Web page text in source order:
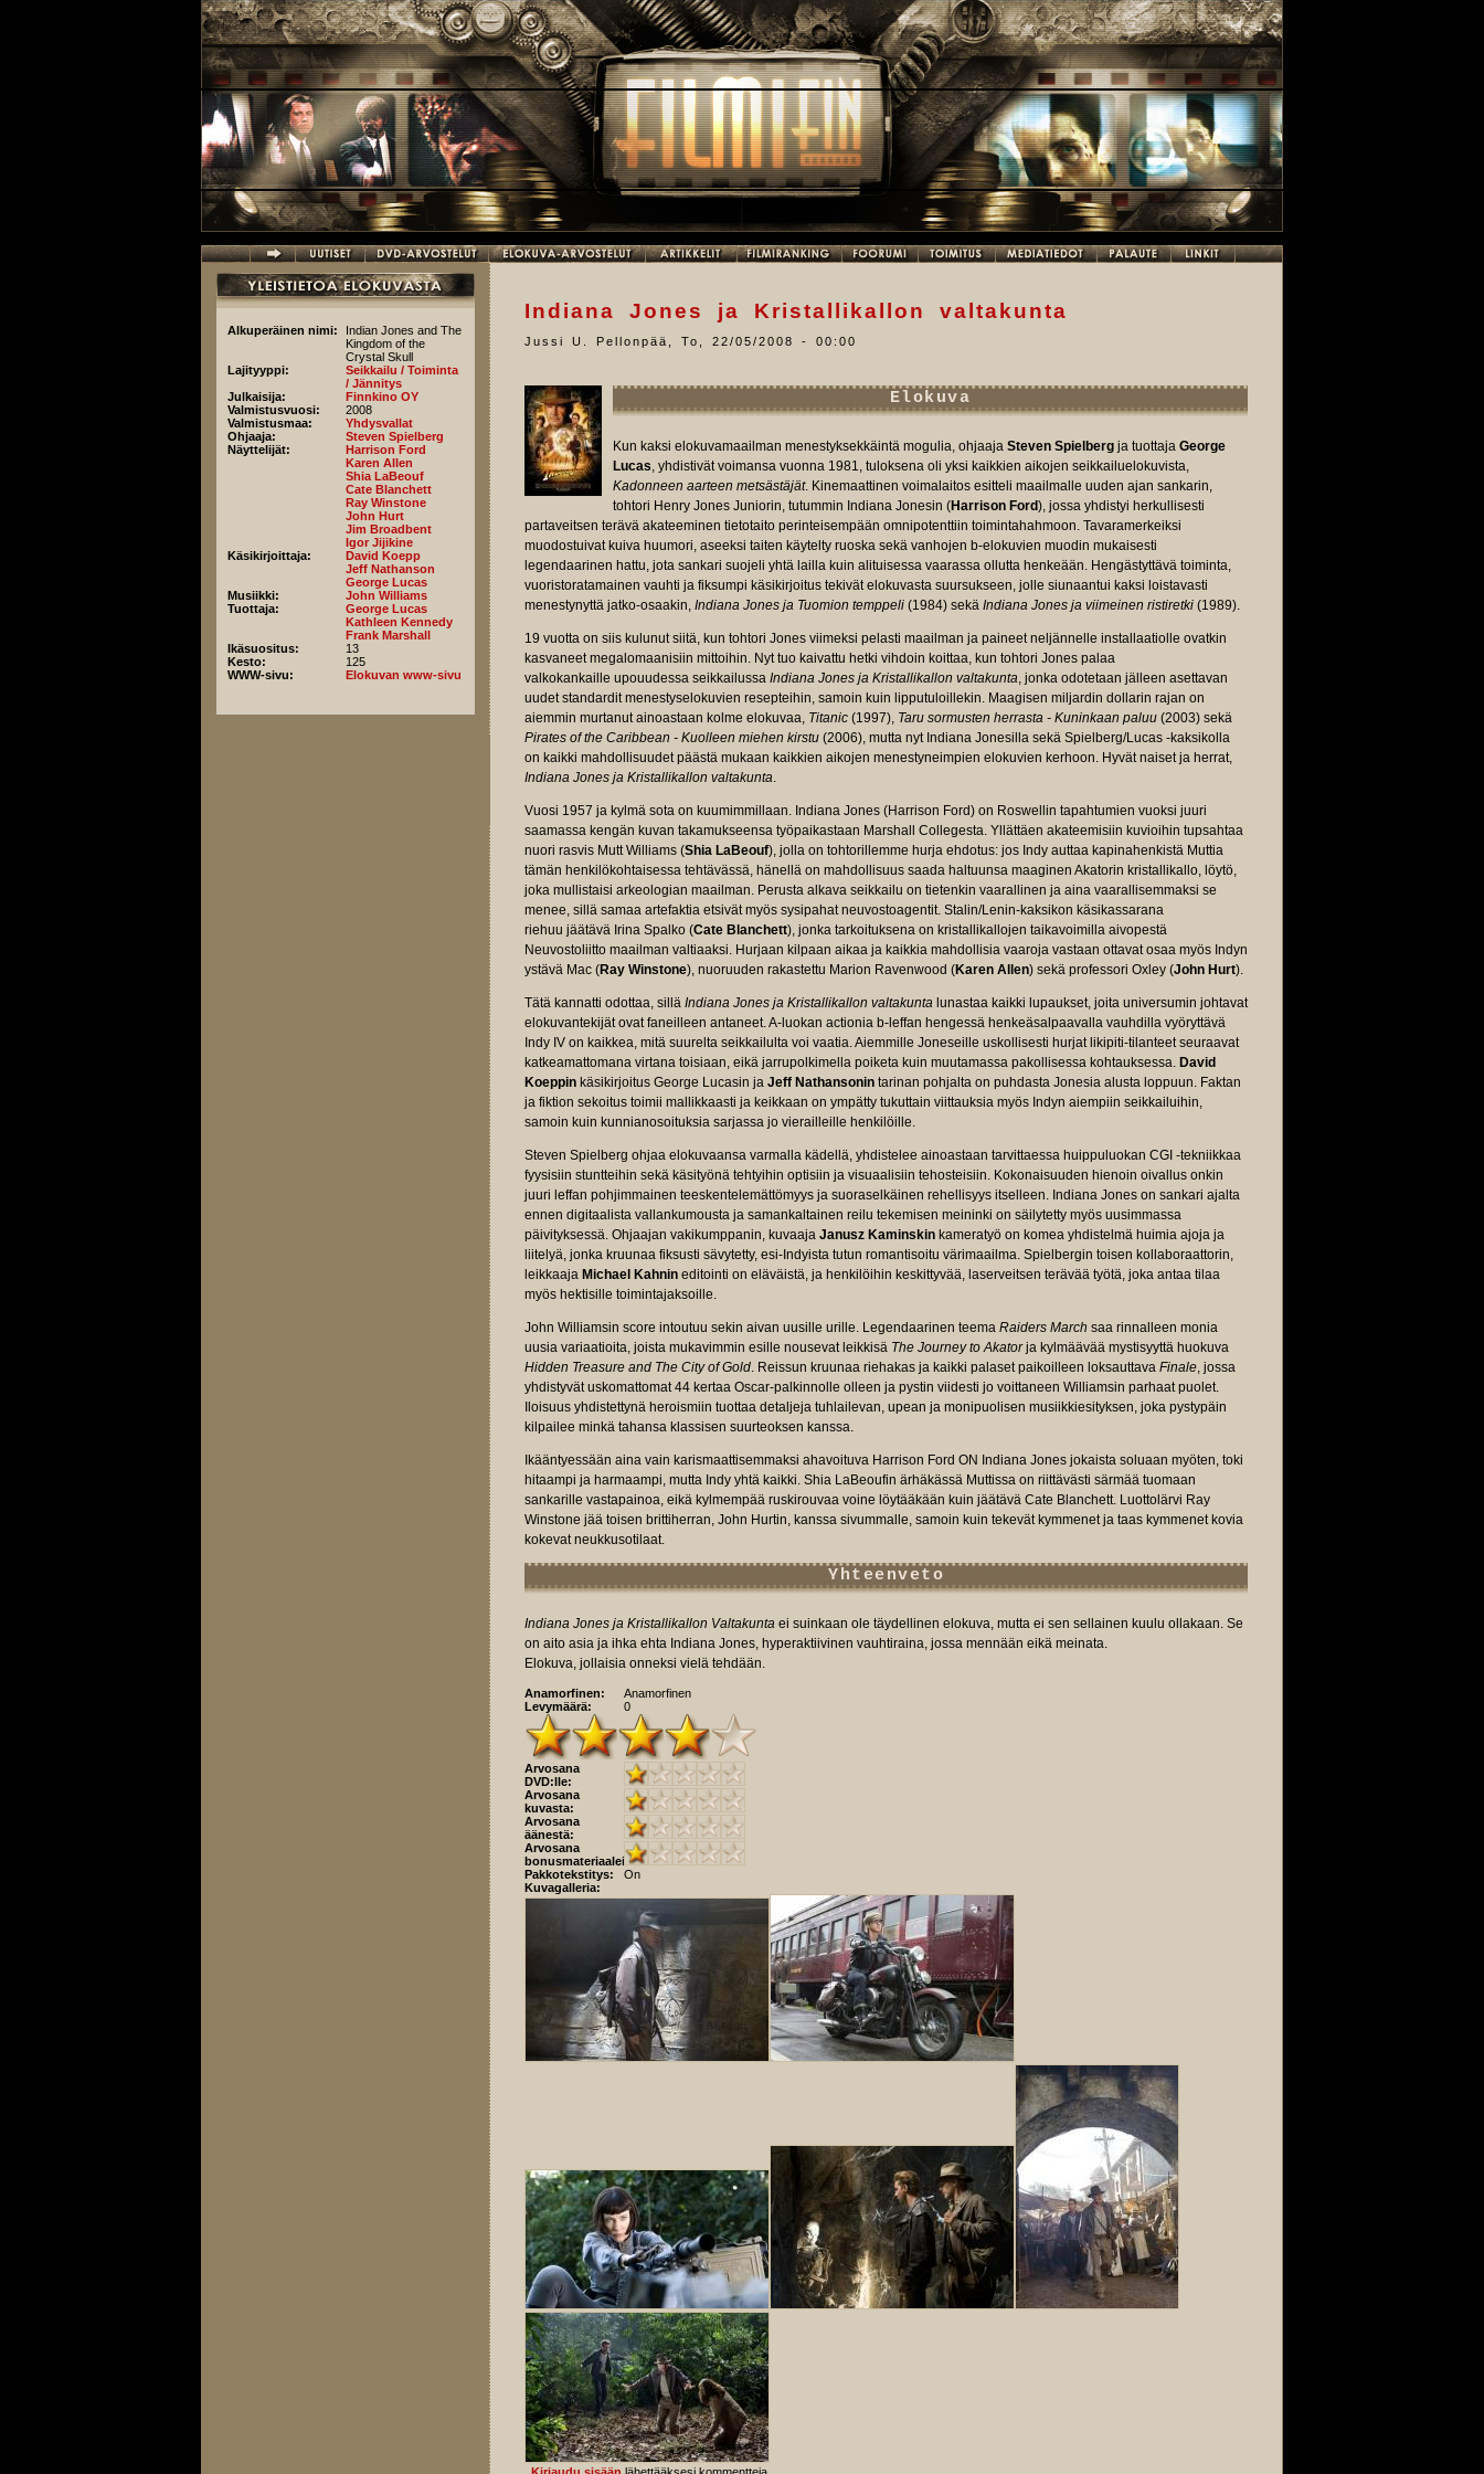
Alkuperäinen nimi:
Indian Jones and The
Kingdom of the
Crystal Skull
Lajityyppi:
Seikkailu / Toiminta
/ Jännitys
Julkaisija:
Finnkino OY
Valmistusvuosi:
2008
Valmistusmaa:
Yhdysvallat
Ohjaaja:
Steven Spielberg
Näyttelijät:
Harrison Ford
Karen Allen
Shia LaBeouf
Cate Blanchett
Ray Winstone
John Hurt
Jim Broadbent
Igor Jijikine
Käsikirjoittaja:
David Koepp
Jeff Nathanson
George Lucas
Musiikki:
John Williams
Tuottaja:
George Lucas
Kathleen Kennedy
Frank Marshall
Ikäsuositus:
13
Kesto:
125
WWW-sivu:
Elokuvan www-sivu
Indiana Jones ja Kristallikallon valtakunta
Jussi U. Pellonpää To, 22/05/2008 - 00:00
Elokuva
Kun kaksi elokuvamaailman menestyksekkäintä mogulia, ohjaaja Steven Spielberg ja tuottaja George
Lucas, yhdistivät voimansa vuonna 1981, tuloksena oli yksi kaikkien aikojen seikkailuelokuvista,
Kadonneen aarteen metsästäjät. Kinemaattinen voimalaitos esitteli maailmalle uuden ajan sankarin,
tohtori Henry Jones Juniorin, tutummin Indiana Jonesin (Harrison Ford), jossa yhdistyi herkullisesti
partaveitsen terävä akateeminen tietotaito perinteisempään omnipotenttiin toimintahahmoon. Tavaramerkeiksi
muodostuivat kuiva huumori, aseeksi taiten käytelty ruoska sekä vanhojen b-elokuvien muodin mukaisesti
legendaarinen hattu, jota sankari suojeli yhtä lailla kuin alituisessa vaarassa ollutta henkeään. Hengästyttävä toiminta,
vuoristoratamainen vauhti ja fiksumpi käsikirjoitus tekivät elokuvasta suursukseen, jolle siunaantui kaksi loistavasti
menestynyttä jatko-osaakin, Indiana Jones ja Tuomion temppeli (1984) sekä Indiana Jones ja viimeinen ristiretki (1989).
19 vuotta on siis kulunut siitä, kun tohtori Jones viimeksi pelasti maailman ja paineet neljännelle installaatiolle ovatkin
kasvaneet megalomaanisiin mittoihin. Nyt tuo kaivattu hetki vihdoin koittaa, kun tohtori Jones palaa
valkokankaille upouudessa seikkailussa Indiana Jones ja Kristallikallon valtakunta, jonka odotetaan jälleen asettavan
uudet standardit menestyselokuvien resepteihin, samoin kuin lipputuloillekin. Maagisen miljardin dollarin rajan on
aiemmin murtanut ainoastaan kolme elokuvaa, Titanic (1997), Taru sormusten herrasta - Kuninkaan paluu (2003) sekä
Pirates of the Caribbean - Kuolleen miehen kirstu (2006), mutta nyt Indiana Jonesilla sekä Spielberg/Lucas -kaksikolla
on kaikki mahdollisuudet päästä mukaan kaikkien aikojen menestyneimpien elokuvien kerhoon. Hyvät naiset ja herrat,
Indiana Jones ja Kristallikallon valtakunta.
Vuosi 1957 ja kylmä sota on kuumimmillaan. Indiana Jones (Harrison Ford) on Roswellin tapahtumien vuoksi juuri
saamassa kengän kuvan takamukseensa työpaikastaan Marshall Collegesta. Yllättäen akateemisiin kuvioihin tupsahtaa
nuori rasvis Mutt Williams (Shia LaBeouf), jolla on tohtorillemme hurja ehdotus: jos Indy auttaa kapinahenkistä Muttia
tämän henkilökohtaisessa tehtävässä, hänellä on mahdollisuus saada haltuunsa maaginen Akatorin kristallikallo, löytö,
joka mullistaisi arkeologian maailman. Perusta alkava seikkailu on tietenkin vaarallinen ja aina vaarallisemmaksi se
menee, sillä samaa artefaktia etsivät myös sysipahat neuvostoagentit. Stalin/Lenin-kaksikon käsikassarana
riehuu jäätävä Irina Spalko (Cate Blanchett), jonka tarkoituksena on kristallikallojen taikavoimilla aivopestä
Neuvostoliitto maailman valtiaaksi. Hurjaan kilpaan aikaa ja kaikkia mahdollisia vaaroja vastaan ottavat osaa myös Indyn
ystävä Mac (Ray Winstone), nuoruuden rakastettu Marion Ravenwood (Karen Allen) sekä professori Oxley (John Hurt).
Tätä kannatti odottaa, sillä Indiana Jones ja Kristallikallon valtakunta lunastaa kaikki lupaukset, joita universumin johtavat
elokuvantekijät ovat faneilleen antaneet. A-luokan actionia b-leffan hengessä henkeäsalpaavalla vauhdilla vyöryttävä
Indy IV on kaikkea, mitä suurelta seikkailulta voi vaatia. Aiemmille Joneseille uskollisesti hurjat likipiti-tilanteet seuraavat
katkeamattomana virtana toisiaan, eikä jarrupolkimella poiketa kuin muutamassa pakollisessa kohtauksessa. David
Koeppin käsikirjoitus George Lucasin ja Jeff Nathansonin tarinan pohjalta on puhdasta Jonesia alusta loppuun. Faktan
ja fiktion sekoitus toimii mallikkaasti ja keikkaan on ympätty tukuttain viittauksia myös Indyn aiempiin seikkailuihin,
samoin kuin kunnianosoituksia sarjassa jo vierailleille henkilöille.
Steven Spielberg ohjaa elokuvaansa varmalla kädellä, yhdistelee ainoastaan tarvittaessa huippuluokan CGI -tekniikkaa
fyysisiin stuntteihin sekä käsityönä tehtyihin optisiin ja visuaalisiin tehosteisiin. Kokonaisuuden hienoin oivallus onkin
juuri leffan pohjimmainen teeskentelemättömyys ja suoraselkäinen rehellisyys itselleen. Indiana Jones on sankari ajalta
ennen digitaalista vallankumousta ja samankaltainen reilu tekemisen meininki on säilytetty myös uusimmassa
päivityksessä. Ohjaajan vakikumppanin, kuvaaja Janusz Kaminskin kameratyö on komea yhdistelmä huimia ajoja ja
liitelyä, jonka kruunaa fiksusti sävytetty, esi-Indyista tutun romantisoitu värimaailma. Spielbergin toisen kollaboraattorin,
leikkaaja Michael Kahnin editointi on eläväistä, ja henkilöihin keskittyvää, laserveitsen terävää työtä, joka antaa tilaa
myös hektisille toimintajaksoille.
John Williamsin score intoutuu sekin aivan uusille urille. Legendaarinen teema Raiders March saa rinnalleen monia
uusia variaatioita, joista mukavimmin esille nousevat leikkisä The Journey to Akatorja kylmäävää mystisyyttä huokuva
Hidden Treasure and The City of Gold. Reissun kruunaa riehakas ja kaikki palaset paikoilleen loksauttava Finale, jossa
yhdistyvät uskomattomat 44 kertaa Oscar-palkinnolle olleen ja pystin viidesti jo voittaneen Williamsin parhaat puolet.
Iloisuus yhdistettynä heroismiin tuottaa detaljeja tuhlailevan, upean ja monipuolisen musiikkiesityksen, joka pystypäin
kilpailee minkä tahansa klassisen suurteoksen kanssa.
Ikääntyessään aina vain karismaattisemmaksi ahavoituva Harrison Ford ON Indiana Jones jokaista soluaan myöten, toki
hitaampi ja harmaampi, mutta Indy yhtä kaikki. Shia LaBeoufin ärhäkässä Muttissa on riittävästi särmää tuomaan
sankarille vastapainoa, eikä kylmempää ruskirouvaa voine löytääkään kuin jäätävä Cate Blanchett. Luottolärvi Ray
Winstone jää toisen brittiherran, John Hurtin, kanssa sivummalle, samoin kuin tekevät kymmenet ja taas kymmenet kovia
kokevat neukkusotilaat.
Yhteenveto
Indiana Jones ja Kristallikallon Valtakunta ei suinkaan ole täydellinen elokuva, mutta ei sen sellainen kuulu ollakaan. Se
on aito asia ja ihka ehta Indiana Jones, hyperaktiivinen vauhtiraina, jossa mennään eikä meinata.
Elokuva, jollaisia onneksi vielä tehdään.
Anamorfinen:
Anamorfinen
Levymäärä:
0
Arvosana
DVD:lle:
Arvosana
kuvasta:
Arvosana
äänestä:
Arvosana
bonusmateriaaleista:
Pakkotekstitys:
On
Kuvagalleria: